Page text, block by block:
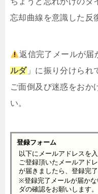
忘却曲線を意識した反
返信完了メールが届
ルダ」に振り分けられ
ご面倒及び迷惑をおか
い。